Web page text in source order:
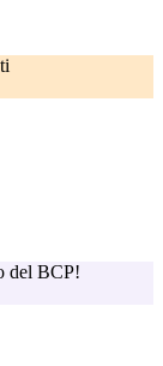
del BCP!